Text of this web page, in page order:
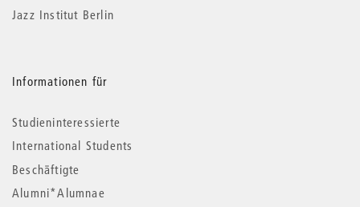
Jazz Institut Berlin
Informationen für
Studieninteressierte
International Students
Beschäftigte
Alumni*Alumnae